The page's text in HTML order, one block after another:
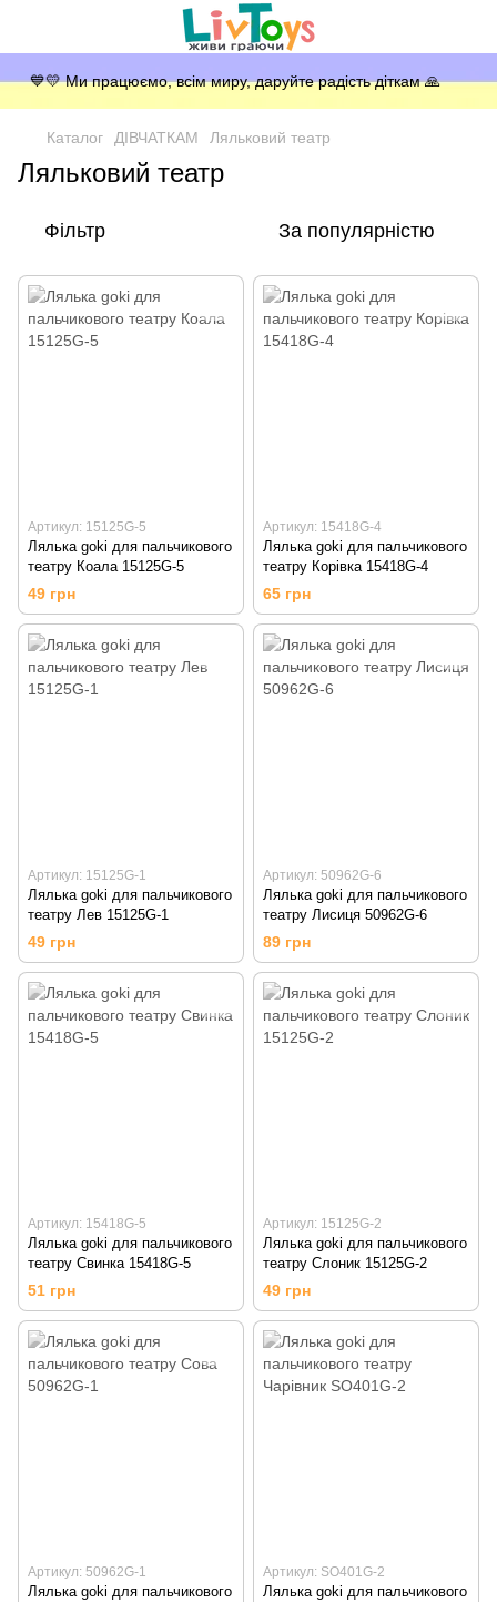
💙💛 Ми працюємо, всім миру, даруйте радість діткам 🙏
Каталог ДІВЧАТКАМ Ляльковий театр
Ляльковий театр
Фільтр За популярністю
Артикул: 15125G-5
Лялька goki для пальчикового
театру Коала 15125G-5
49 грн
Артикул: 15418G-4
Лялька goki для пальчикового
театру Корівка 15418G-4
65 грн
Артикул: 15125G-1
Лялька goki для пальчикового
театру Лев 15125G-1
49 грн
Артикул: 50962G-6
Лялька goki для пальчикового
театру Лисиця 50962G-6
89 грн
Артикул: 15418G-5
Лялька goki для пальчикового
театру Свинка 15418G-5
51 грн
Артикул: 15125G-2
Лялька goki для пальчикового
театру Слоник 15125G-2
49 грн
Артикул: 50962G-1
Лялька goki для пальчикового
Артикул: SO401G-2
Лялька goki для пальчикового